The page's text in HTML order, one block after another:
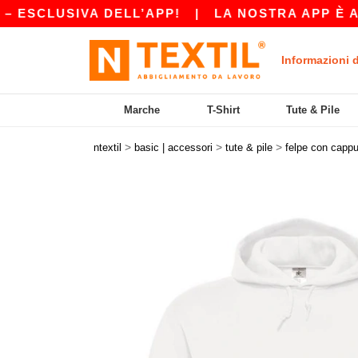
DELL’APP!|LA NOSTRA APP È
Informazioni
Marche T-Shirt Tute & Pile
ntextil > basic | accessori > tute & pile > felpe con